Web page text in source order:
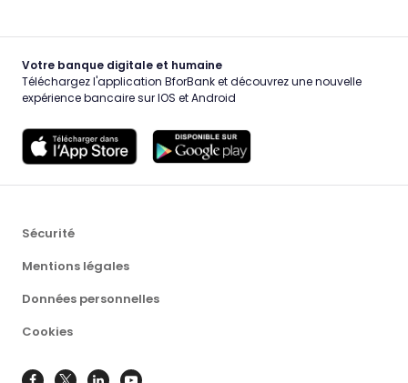
Votre banque digitale et humaine
Téléchargez l'application BforBank et découvrez une nouvelle
expérience bancaire sur IOS et Android
Sécurité
Mentions légales
Données personnelles
Cookies